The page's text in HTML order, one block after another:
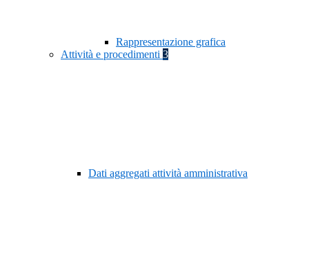
Rappresentazione grafica
Attività e procedimenti 3
Dati aggregati attività amministrativa